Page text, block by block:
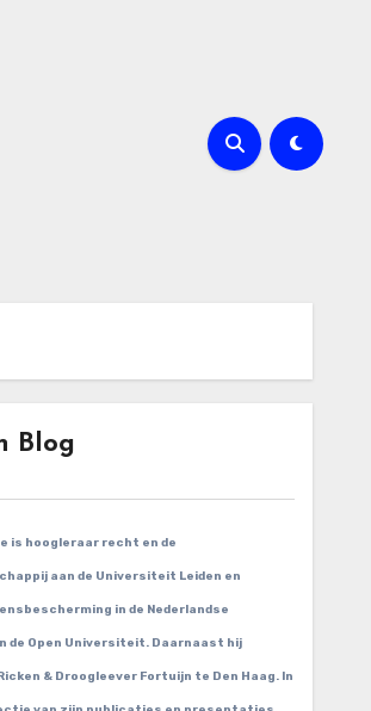
Blog
is hoogleraar recht en de
aan de Universiteit Leiden en
in de Nederlandse
de Open Universiteit. Daarnaast hij
& Droogleever Fortuijn te Den Haag. In